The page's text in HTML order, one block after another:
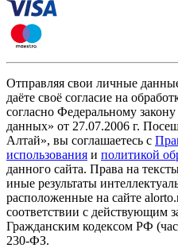
Отправляя свои личные
даёте своё согласие на
согласно Федеральному
данных» от 27.07.2006 г.
Алтай», вы соглашаетесь с
использования и политикой
данного сайта. Права на
иные результаты
расположенные на сайте
соответствии с действующим
Гражданским кодексом РФ
230-ФЗ.